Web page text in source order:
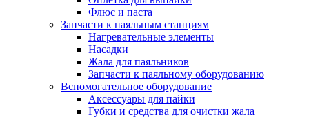
Флюс и паста
Запчасти к паяльным станциям
Нагревательные элементы
Насадки
Жала для паяльников
Запчасти к паяльному оборудованию
Вспомогательное оборудование
Аксессуары для пайки
Губки и средства для очистки жала